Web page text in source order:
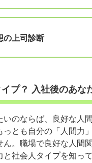
の上司診断
プ？ 入社後のあな
いのならば、良好な人
っとも自分の「人間力
ん。職場で良好な人間
社会人タイプを知っ